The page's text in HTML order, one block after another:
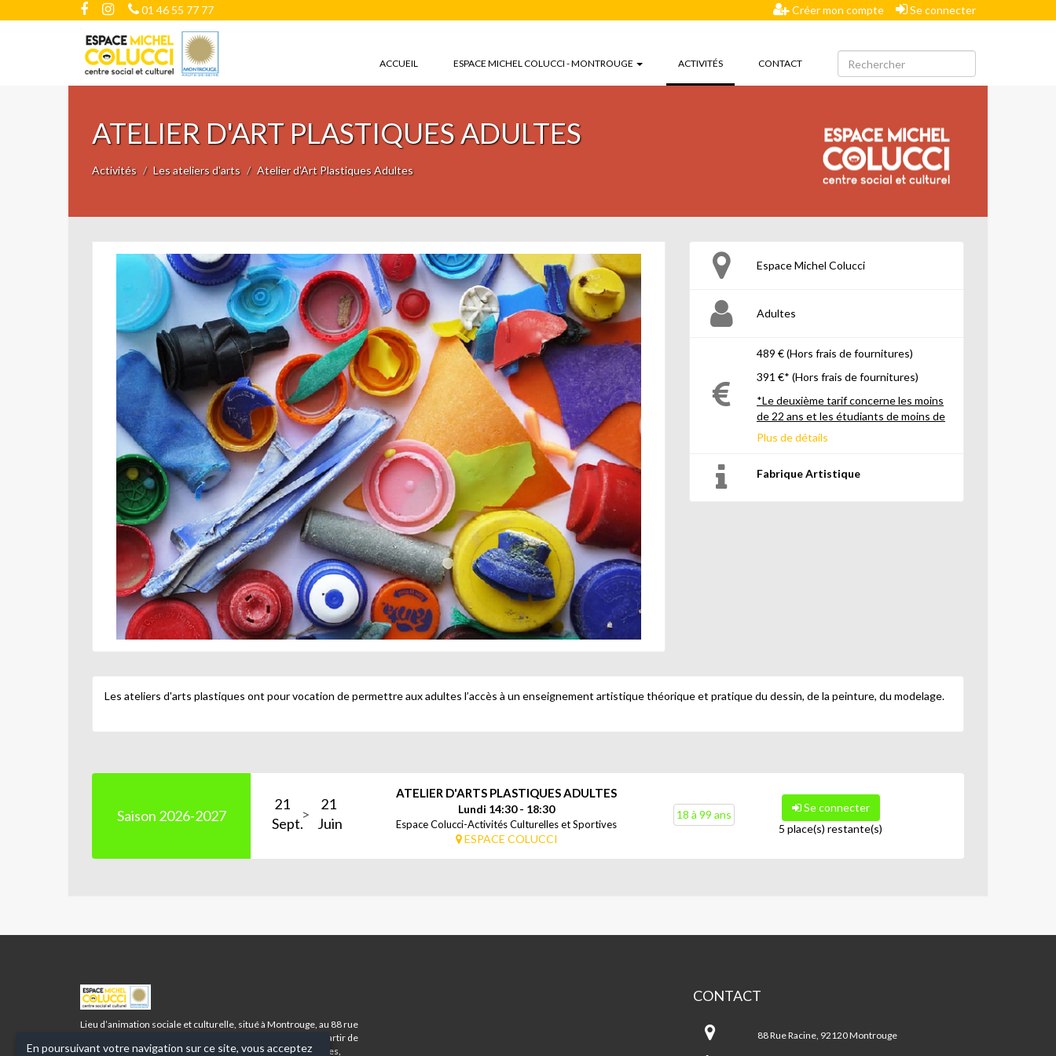
01 46 55 77 77 Créer mon compte Se connecter
ACCUEIL ESPACE MICHEL COLUCCI - MONTROUGE ACTIVITÉS(CURRENT)CONTACT
ATELIER D'ART PLASTIQUES ADULTES
Activités Les ateliers d'arts Atelier d'Art Plastiques Adultes
Espace Michel Colucci
Adultes
489 € (Hors frais de fournitures)
391 €* (Hors frais de fournitures)
*Le deuxième tarif concerne les moins
de 22 ans et les étudiants de moins de
26 ans
Plus de détails
Fabrique Artistique
Les ateliers d'arts plastiques ont pour vocation de permettre aux adultes l’accès à un enseignement artistique théorique et pratique du dessin, de la peinture, du modelage.
Saison 2026-2027
21
Sept.
21
Juin
ATELIER D'ARTS PLASTIQUES ADULTES
Lundi 14:30 - 18:30
Espace Colucci-Activités Culturelles et Sportives
ESPACE COLUCCI
18 à 99 ans
Se connecter
5 place(s) restante(s)
ESPACE
MICHEL
COLUCCI
MONTROUGE
Lieu d’animation sociale et culturelle, situé à Montrouge, au 88 rue
Racine, l’Espace Michel Colucci accueille tous les publics à partir de
3 ans et vous propose toute une palette d’activités corporelles,
CONTACT
Michel
Colucci
88 Rue Racine, 92120 Montrouge
En poursuivant votre navigation sur ce site, vous acceptez